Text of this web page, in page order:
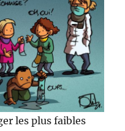
les plus faibles